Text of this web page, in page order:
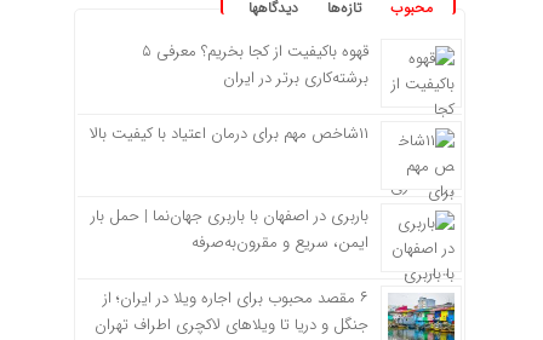
محبوب تازه‌ها دیدگاهها
قهوه باکیفیت از کجا بخریم؟ معرفی ۵
برشته‌کاری برتر در ایران
۱۱شاخص مهم برای درمان اعتیاد با کیفیت بالا
باربری در اصفهان با باربری جهان‌نما | حمل بار
ایمن، سریع و مقرون‌به‌صرفه
۶ مقصد محبوب برای اجاره ویلا در ایران؛ از
جنگل و دریا تا ویلاهای لاکچری اطراف تهران